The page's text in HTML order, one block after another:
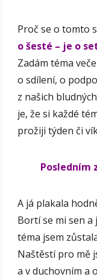
Proč se o tomto
o šesté – je o
Zadám téma
o sdílení, o
z našich
je, že si každé
prožiji týden či
Posledním
A já plakala
Bortí se mi sen a
téma jsem
Naštěstí pro mě
a v duchovním a